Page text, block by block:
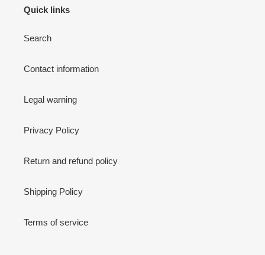
Quick links
Search
Contact information
Legal warning
Privacy Policy
Return and refund policy
Shipping Policy
Terms of service